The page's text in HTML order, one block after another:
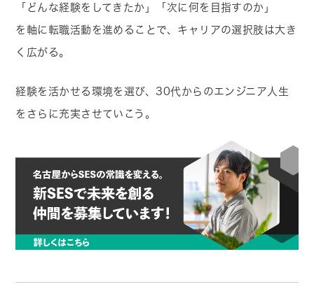
「どんな経験をしてきたか」「次に何を目指すのか」
を軸に転職活動を進めることで、キャリアの選択肢は大き
く広がる。
経験を活かせる環境を選び、30代からのエンジニア人生
をさらに充実させていこう。